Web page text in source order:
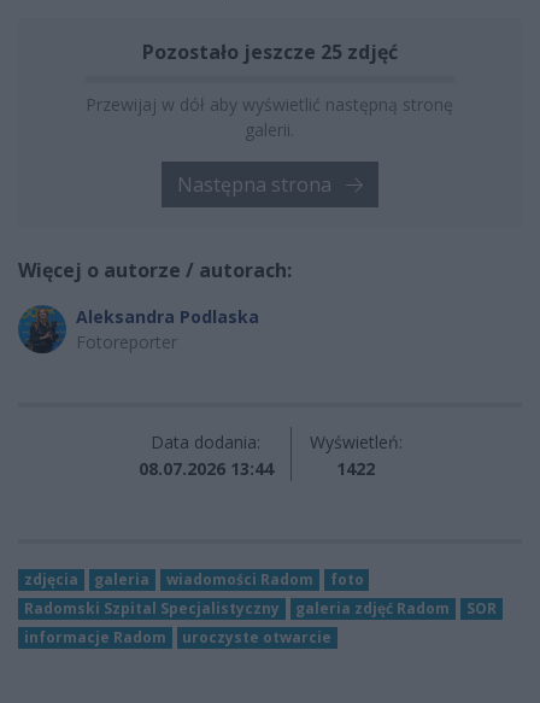
Pozostało jeszcze 25 zdjęć
Przewijaj w dół aby wyświetlić następną stronę
galerii.
Następna strona
Więcej o autorze / autorach:
Aleksandra Podlaska
Fotoreporter
Data dodania:
08.07.2026 13:44
Wyświetleń:
1422
zdjęcia galeria wiadomości Radom
foto
Radomski Szpital Specjalistyczny
galeria zdjęć Radom
SOR
informacje Radom
uroczyste otwarcie